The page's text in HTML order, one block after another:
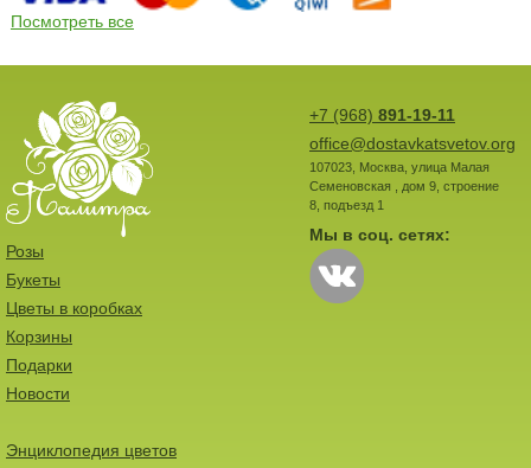
Посмотреть все
+7 (968) 891-19-11
office@dostavkatsvetov.org
107023, Москва, улица Малая
Семеновская , дом 9, строение
8, подъезд 1
Мы в соц. сетях:
Розы
Букеты
Цветы в коробках
Корзины
Подарки
Новости
Энциклопедия цветов